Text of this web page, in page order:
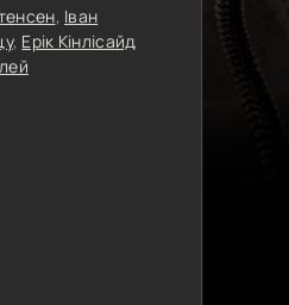
, Іван
, Ерік Кінлісайд,